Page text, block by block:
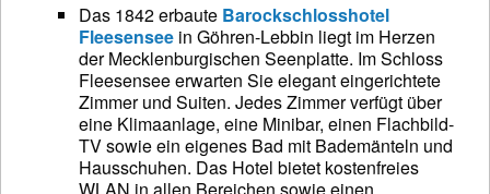
Das 1842 erbaute Barockschlosshotel
Fleesensee in Göhren-Lebbin liegt im Herzen
der Mecklenburgischen Seenplatte. Im Schloss
Fleesensee erwarten Sie elegant eingerichtete
Zimmer und Suiten. Jedes Zimmer verfügt über
eine Klimaanlage, eine Minibar, einen Flachbild-
TV sowie ein eigenes Bad mit Bademänteln und
Hausschuhen. Das Hotel bietet kostenfreies
WLAN in allen Bereichen sowie einen